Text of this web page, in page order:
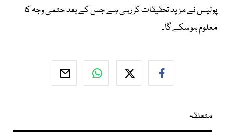
پولیس نے مزید تحقیقات کر رہی ہے جس کے بعد حتمی وجہ کا
معلوم ہو سکے گا۔
متعلقہ